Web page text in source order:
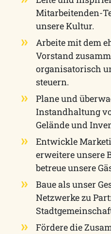
Mitarbeitenden-
unsere Kultur.
Arbeite mit dem
Vorstand
organisatorisch
steuern.
Plane und
Instandhaltung
Gelände und
Entwickle
erweitere unsere
betreue unsere
Baue als unser
Netzwerke zu
Fördere die